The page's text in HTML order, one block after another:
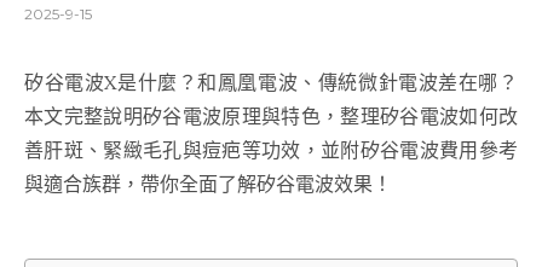
2025-9-15
矽谷電波X是什麼？和鳳凰電波、傳統微針電波差在哪？
本文完整說明矽谷電波原理與特色，整理矽谷電波如何改
善肝斑、緊緻毛孔與痘疤等功效，並附矽谷電波費用參考
與適合族群，帶你全面了解矽谷電波效果！